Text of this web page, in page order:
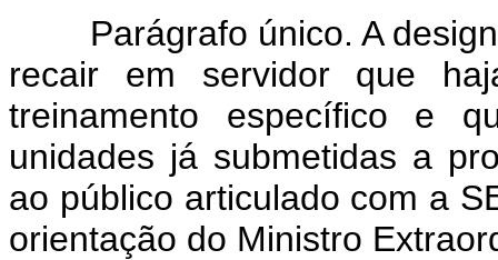
Parágrafo único. A
recair em servidor que
treinamento específico e
unidades já submetidas a
ao público articulado com a
orientação do Ministro